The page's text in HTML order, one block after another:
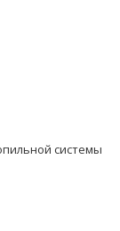
системы